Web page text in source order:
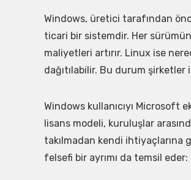
Windows, üretici tarafından
ticari bir sistemdir. Her
maliyetleri artırır. Linux ise
dağıtılabilir. Bu durum şirketler
Windows kullanıcıyı Microsoft
lisans modeli, kuruluşlar
takılmadan kendi ihtiyaçlarına
felsefi bir ayrımı da temsil